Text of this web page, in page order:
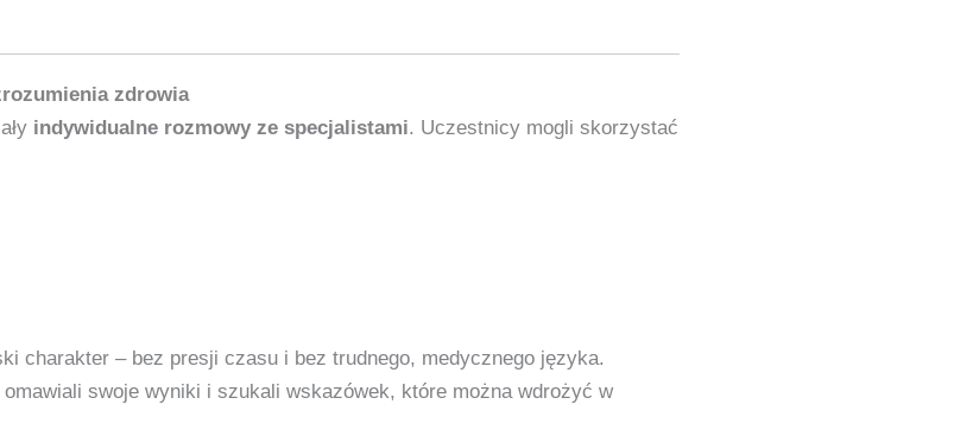
zdrowia
indywidualne rozmowy ze specjalistami. Uczestnicy mogli skorzystać
charakter – bez presji czasu i bez trudnego, medycznego języka.
swoje wyniki i szukali wskazówek, które można wdrożyć w